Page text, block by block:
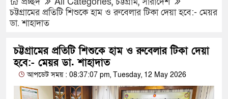
চট্টগ্রামের প্রতিটি শিশুকে হাম ও রুবেলার টিকা দেয়া হবে:- মেয়র
ডা. শাহাদাত
চট্টগ্রামের প্রতিটি শিশুকে হাম ও রুবেলার টিকা দেয়া
হবে:- মেয়র ডা. শাহাদাত
আপডেট সময় : 08:37:07 pm, Tuesday, 12 May 2026